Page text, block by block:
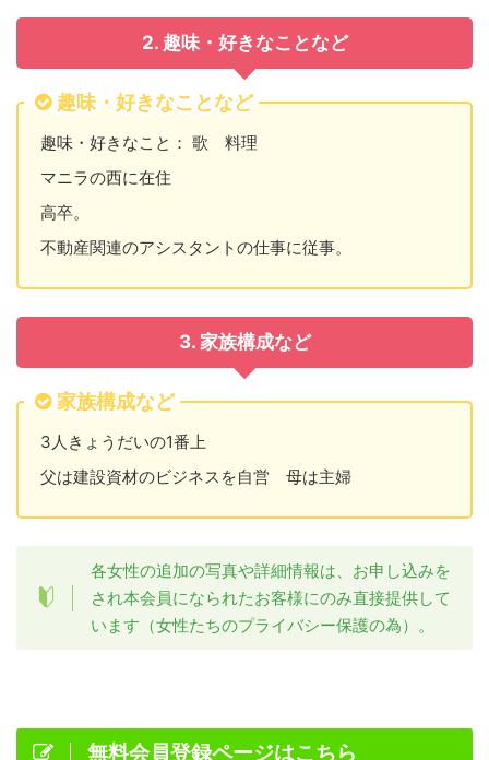
2. 趣味・好きなことなど
趣味・好きなことなど
趣味・好きなこと： 歌 料理
マニラの西に在住
高卒。
不動産関連のアシスタントの仕事に従事。
3. 家族構成など
家族構成など
3人きょうだいの1番上
父は建設資材のビジネスを自営 母は主婦
各女性の追加の写真や詳細情報は、お申し込みを
され本会員になられたお客様にのみ直接提供して
います（女性たちのプライバシー保護の為）。
無料会員登録ページはこちら